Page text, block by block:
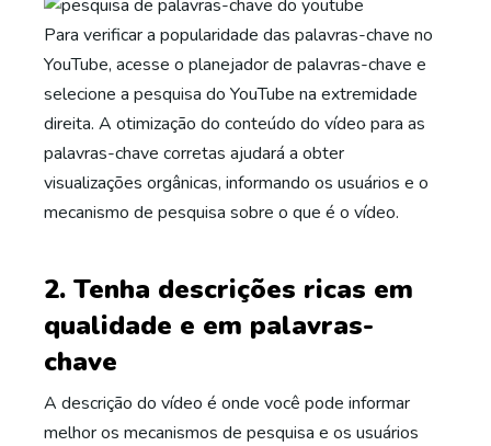
Para verificar a popularidade das palavras-chave no
YouTube, acesse o planejador de palavras-chave e
selecione a pesquisa do YouTube na extremidade
direita. A otimização do conteúdo do vídeo para as
palavras-chave corretas ajudará a obter
visualizações orgânicas, informando os usuários e o
mecanismo de pesquisa sobre o que é o vídeo.
2. Tenha descrições ricas em
qualidade e em palavras-
chave
A descrição do vídeo é onde você pode informar
melhor os mecanismos de pesquisa e os usuários